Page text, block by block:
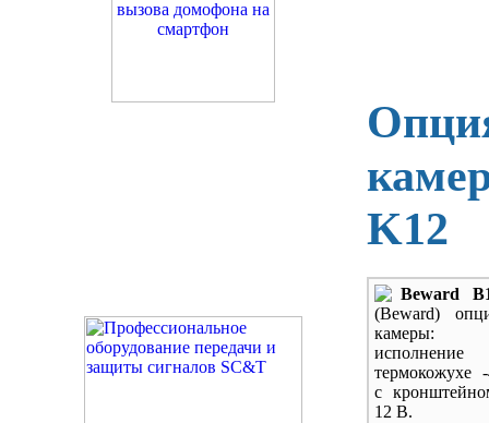
K12
Beward
(Beward)
камеры:
термокожухе
с
12 В.